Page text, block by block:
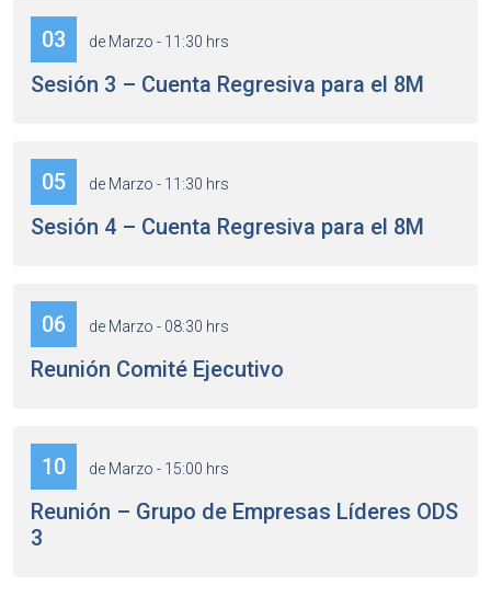
03 de Marzo - 11:30 hrs
Sesión 3 – Cuenta Regresiva para el 8M
05 de Marzo - 11:30 hrs
Sesión 4 – Cuenta Regresiva para el 8M
06 de Marzo - 08:30 hrs
Reunión Comité Ejecutivo
10 de Marzo - 15:00 hrs
Reunión – Grupo de Empresas Líderes ODS
3